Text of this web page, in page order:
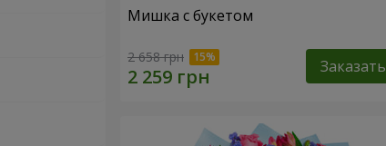
Мишка с букетом
2 658 грн Заказать